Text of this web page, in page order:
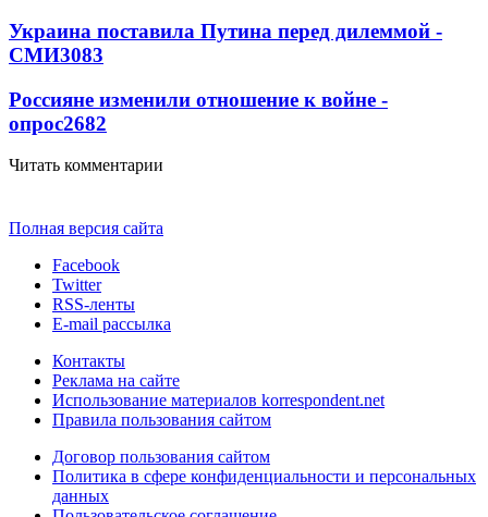
Украина поставила Путина перед дилеммой -
СМИ3083
Россияне изменили отношение к войне -
опрос2682
Читать комментарии
Полная версия сайта
Facebook
Twitter
RSS-ленты
E-mail рассылка
Контакты
Реклама на сайте
Использование материалов korrespondent.net
Правила пользования сайтом
Договор пользования сайтом
Политика в сфере конфиденциальности и персональных
данных